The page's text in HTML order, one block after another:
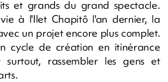
et grands du grand spectacle.
à l'Ilet Chapitô l'an dernier, la
un projet encore plus complet.
cycle de création en itinérance
surtout, rassembler les gens et